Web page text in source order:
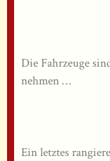
Die Fahrzeuge
nehmen …
Ein letztes